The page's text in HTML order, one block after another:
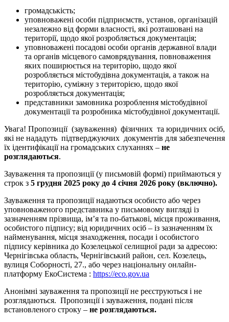
громадськість;
уповноважені особи підприємств, установ, організацій
незалежно від форми власності, які розташовані на
території, щодо якої розробляється документація;
уповноважені посадові особи органів державної влади
та органів місцевого самоврядування, повноваження
яких поширюється на територію, щодо якої
розробляється містобудівна документація, а також на
територію, суміжну з територією, щодо якої
розробляється документація;
представники замовника розроблення містобудівної
документації та розробника містобудівної документації.
Увага! Пропозиції (зауваження) фізичних та юридичних осіб,
які не нададуть підтверджуючих документів для забезпечення
їх ідентифікації на громадських слуханнях – не
розглядаються.
Зауваження та пропозиції (у письмовій формі) приймаються у
строк з 5 грудня 2025 року до 4 січня 2026 року (включно).
Зауваження та пропозиції надаються особисто або через
уповноваженого представника у письмовому вигляді із
зазначенням прізвища, ім’я та по-батькові, місця проживання,
особистого підпису; від юридичних осіб – із зазначенням їх
найменування, місця знаходження, посади і особистого
підпису керівника до Козелецької селищної ради за адресою:
Чернігівська область, Чернігівський район, сел. Козелець,
вулиця Соборності, 27., або через національну онлайн-
платформу ЕкоСистема : https://eco.gov.ua
Анонімні зауваження та пропозиції не реєструються і не
розглядаються. Пропозиції і зауваження, подані після
встановленого строку – не розглядаються.